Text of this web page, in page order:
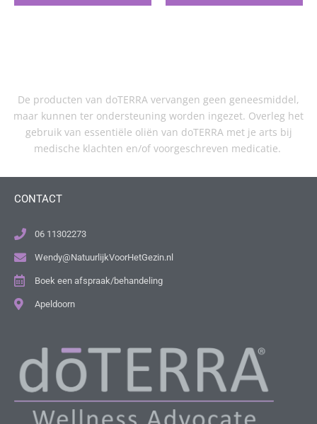
De producten van doTERRA vervangen geen geneesmiddel,
maar kunnen ter ondersteuning worden ingezet. Overleg het
gebruik van essentiële oliën van doTERRA met je arts bij
medische klachten en/of voorgeschreven medicatie.
CONTACT
06 11302273
Wendy@NatuurlijkVoorHetGezin.nl
Boek een afspraak/behandeling
Apeldoorn